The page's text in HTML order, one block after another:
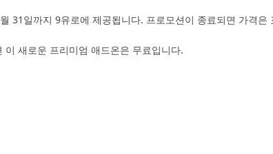
일까지 9유로에 제공됩니다. 프로모션이 종료되면 가격은
이 새로운 프리미엄 애드온은 무료입니다.